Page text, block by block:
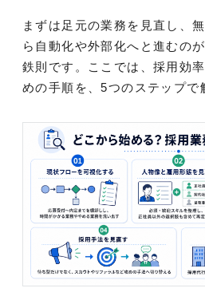
まずは足元の業務を見直し、
ら自動化や外部化へと進むの
鉄則です。ここでは、採用効
めの手順を、5つのステップで